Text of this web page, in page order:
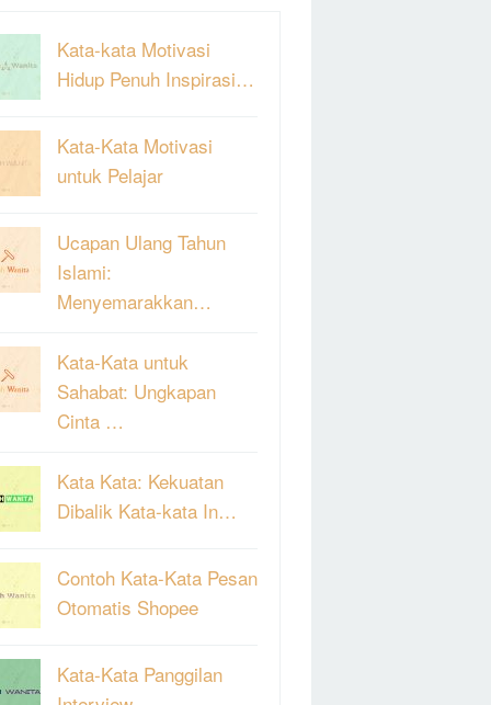
Kata-kata Motivasi
Hidup Penuh Inspirasi…
Kata-Kata Motivasi
untuk Pelajar
Ucapan Ulang Tahun
Islami:
Menyemarakkan…
Kata-Kata untuk
Sahabat: Ungkapan
Cinta …
Kata Kata: Kekuatan
Dibalik Kata-kata In…
Contoh Kata-Kata Pesan
Otomatis Shopee
Kata-Kata Panggilan